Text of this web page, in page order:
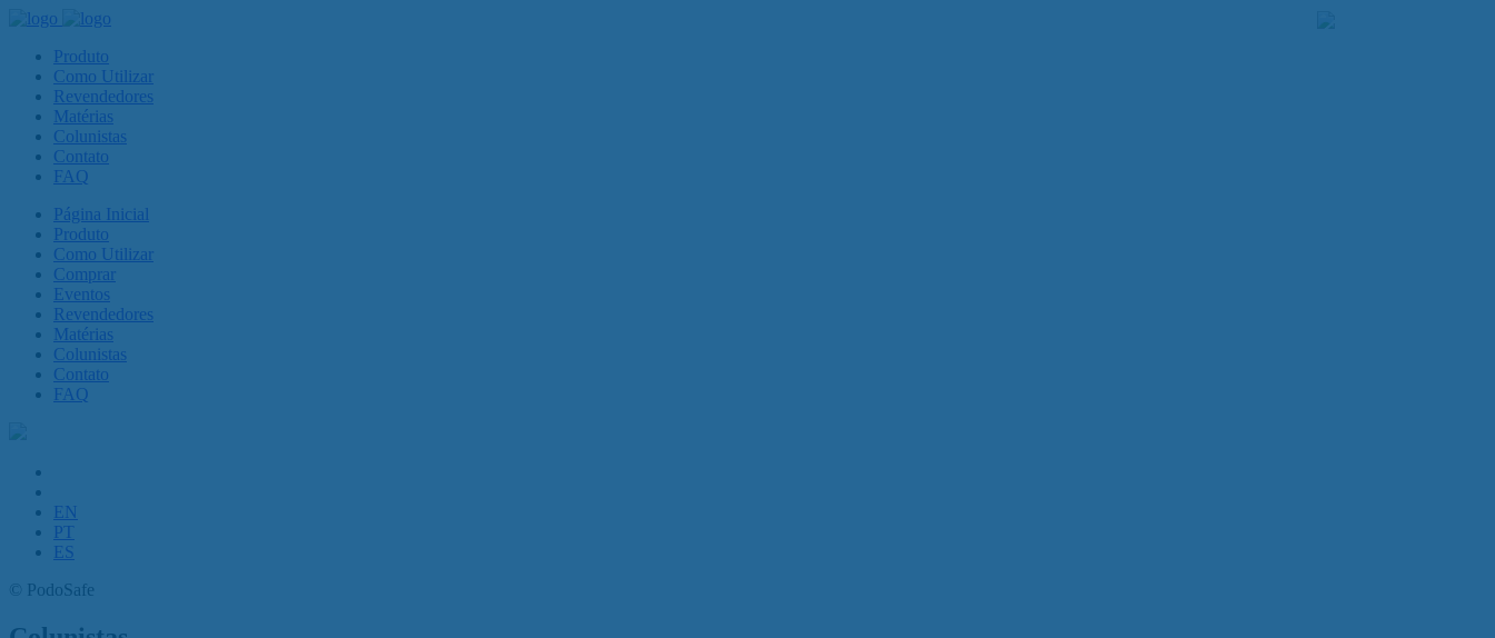
Produto
Como Utilizar
Revendedores
Matérias
Colunistas
Contato
FAQ
Página Inicial
Produto
Como Utilizar
Comprar
Eventos
Revendedores
Matérias
Colunistas
Contato
FAQ
EN
PT
ES
©
PodoSafe